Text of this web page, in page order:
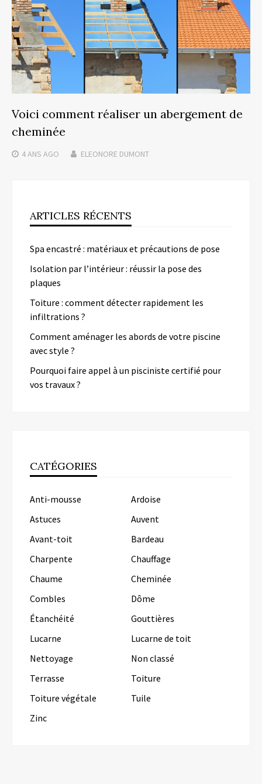
Voici comment réaliser un abergement de
cheminée
4 ANS AGO ELEONORE DUMONT
ARTICLES RÉCENTS
Spa encastré : matériaux et précautions de pose
Isolation par l’intérieur : réussir la pose des
plaques
Toiture : comment détecter rapidement les
infiltrations ?
Comment aménager les abords de votre piscine
avec style ?
Pourquoi faire appel à un pisciniste certifié pour
vos travaux ?
CATÉGORIES
Anti-mousse
Ardoise
Astuces
Auvent
Avant-toit
Bardeau
Charpente
Chauffage
Chaume
Cheminée
Combles
Dôme
Étanchéité
Gouttières
Lucarne
Lucarne de toit
Nettoyage
Non classé
Terrasse
Toiture
Toiture végétale
Tuile
Zinc